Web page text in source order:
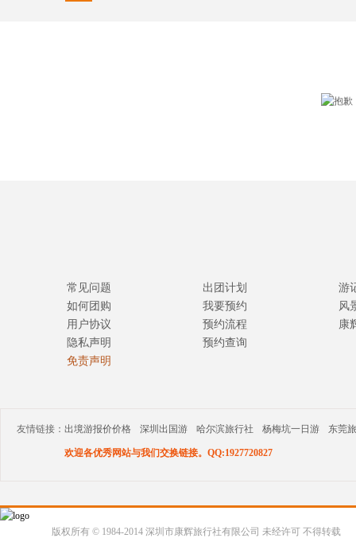
常见问题
如何团购
用户协议
隐私声明
免责声明
出团计划
我要预约
预约流程
预约查询
游
风
康
友情链接： 出境游报价价格 深圳出国游 哈尔滨旅行社 杨梅坑一日游 东莞
欢迎各优秀网站与我们交换链接。QQ:1927720827
版权所有 © 1984-2014 深圳市康辉旅行社有限公司 未经许可 不得转载